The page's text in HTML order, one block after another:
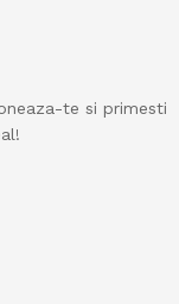
te si primesti